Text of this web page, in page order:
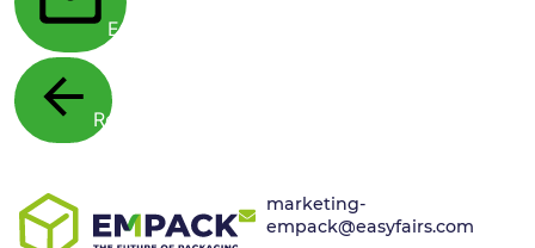
Envoyer
Retour
marketing-
empack@easyfairs.com